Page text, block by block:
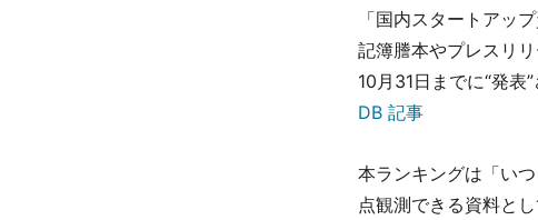
「国内スタートアッ
記簿謄本やプレスリ
10月31日までに“発表
DB 記事
本ランキングは「い
点観測できる資料と